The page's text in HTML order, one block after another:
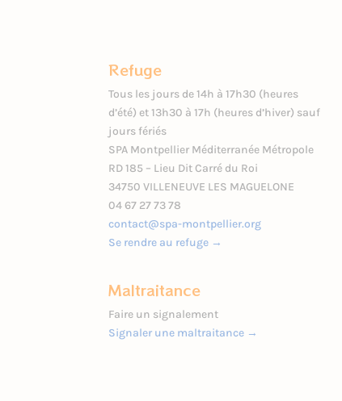
Refuge
Tous les jours de 14h à 17h30 (heures
d’été) et 13h30 à 17h (heures d’hiver) sauf
jours fériés
SPA Montpellier Méditerranée Métropole
RD 185 – Lieu Dit Carré du Roi
34750 VILLENEUVE LES MAGUELONE
04 67 27 73 78
contact@spa-montpellier.org
Se rendre au refuge →
Maltraitance
Faire un signalement
Signaler une maltraitance →